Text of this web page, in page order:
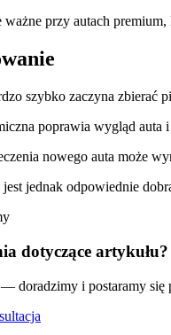
ważne przy autach
szybko zaczyna zbierać
poprawia wygląd auta
nowego auta może
jednak odpowiednie
dotyczące artykułu?
doradzimy i postaramy